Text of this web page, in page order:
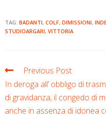
TAG: BADANTI, COLF, DIMISSIONI,
STUDIOARGARI, VITTORIA
Previous Post
In deroga all’ obbligo di
di gravidanza, il congedo di
anche in assenza di idonea